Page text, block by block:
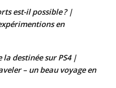
est-il possible ? |
en
la destinée sur PS4 |
– un beau voyage en